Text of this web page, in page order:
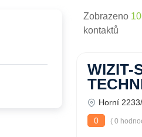
Zobrazeno
kontaktů
WIZIT-
Horní
0
( 0